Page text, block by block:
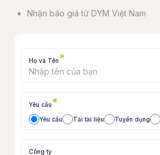
Nhận báo giá từ DYM Việt Nam
Họ và Tên*
Yêu cầu*
Yêu cầu Tải tài liệu Tuyển dụng
Công ty